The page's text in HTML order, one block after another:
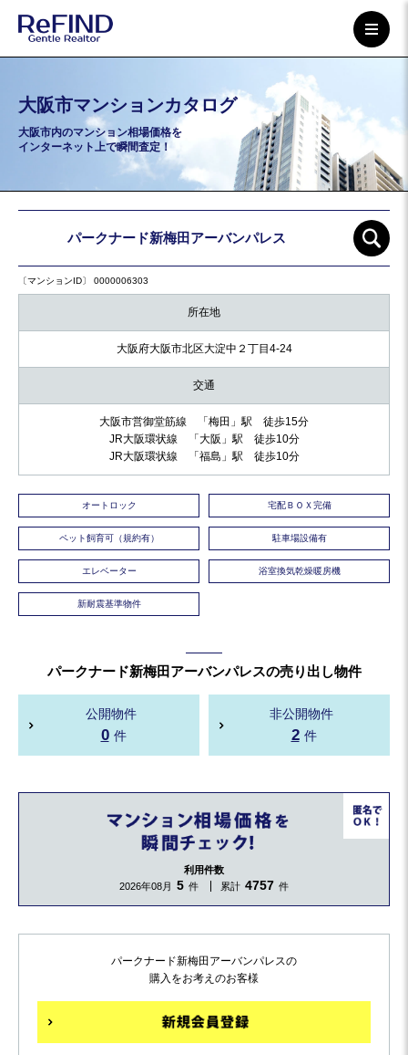
大阪市マンションカタログ
大阪市内のマンション相場価格を
インターネット上で瞬間査定！
パークナード新梅田アーバンパレス
〔マンションID〕 0000006303
所在地
大阪府大阪市北区大淀中２丁目4-24
交通
大阪市営御堂筋線 「梅田」駅 徒歩15分
JR大阪環状線 「大阪」駅 徒歩10分
JR大阪環状線 「福島」駅 徒歩10分
オートロック 宅配ＢＯＸ完備
ペット飼育可（規約有） 駐車場設備有
エレベーター 浴室換気乾燥暖房機
新耐震基準物件
パークナード新梅田アーバンパレスの売り出し物件
公開物件
0 件
非公開物件
2 件
利用件数
2026年08月
5 件 累計 4757 件
パークナード新梅田アーバンパレスの
購入をお考えのお客様